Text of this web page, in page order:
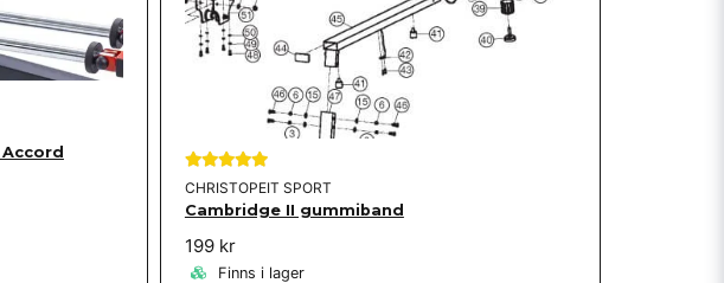
CHRISTOPEIT SPORT
Cambridge II gummiband
199 kr
Finns i lager